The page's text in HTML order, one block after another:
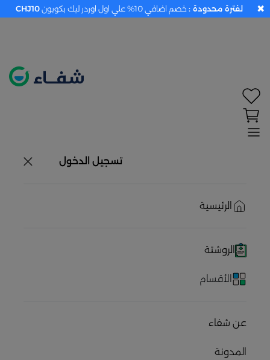
تسجيل الدخول
الرئيسية
الروشتة
الأقسام
عن شفاء
المدونة
لفترة محدودة : خصم اضافي 10% علي اول اوردر ليك بكوبون CHJ10 ✖